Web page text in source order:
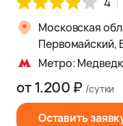
Московская
Первомайский,
Метро:
Оставить
от 1.200 ₽ /сутки